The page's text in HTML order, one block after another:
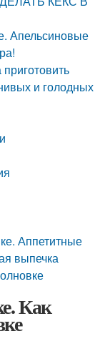
Апельсиновые
и голодных
Аппетитные
выпечка
Как